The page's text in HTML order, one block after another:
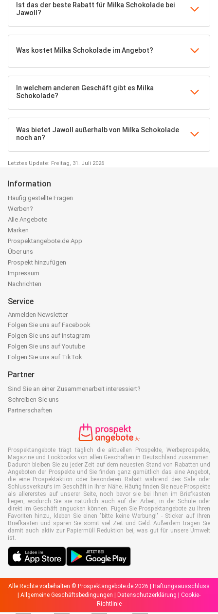
Ist das der beste Rabatt für Milka Schokolade bei
Jawoll?
Was kostet Milka Schokolade im Angebot?
In welchem anderen Geschäft gibt es Milka
Schokolade?
Was bietet Jawoll außerhalb von Milka Schokolade
noch an?
Letztes Update: Freitag, 31. Juli 2026
Information
Häufig gestellte Fragen
Werben?
Alle Angebote
Marken
Prospektangebote.de App
Über uns
Prospekt hinzufügen
Impressum
Nachrichten
Service
Anmelden Newsletter
Folgen Sie uns auf Facebook
Folgen Sie uns auf Instagram
Folgen Sie uns auf Youtube
Folgen Sie uns auf TikTok
Partner
Sind Sie an einer Zusammenarbeit interessiert?
Schreiben Sie uns
Partnerschaften
Prospektangebote trägt täglich die aktuellen Prospekte, Werbeprospekte,
Magazine und Lookbooks von allen Geschäften in Deutschland zusammen.
Dadurch bleiben Sie zu jeder Zeit auf dem neuesten Stand von Rabatten und
Angeboten der Prospekte und Sie finden ganz gemütlich das eine Angebot,
die eine Prospektaktion oder besonderen Rabatt während des Sale oder
Schlussverkaufs im Geschäft in Ihrer Nähe. Häufig finden Sie neue Prospekte
als allererstes auf unserer Seite, noch bevor sie bei Ihnen im Briefkasten
liegen, wodurch Sie sie natürlich auch auf der Arbeit, in der Schule oder
direkt im Geschäft angucken können. Fügen Sie Prospektangebote zu Ihren
Favoriten hinzu, kleben Sie einen "bitte keine Werbung!" - Sticker auf Ihren
Briefkasten und sparen Sie somit viel Zeit und Geld. Außerdem tragen Sie
damit auch aktiv zur Papiermüll Reduktion bei, was gut für unsere Umwelt
ist.
Alle Rechte vorbehalten © Prospektangebote.de 2026 | Haftungsausschluss
| Allgemeine Geschäftsbedingungen | Datenschutzerklärung | Cookie-
Richtlinie